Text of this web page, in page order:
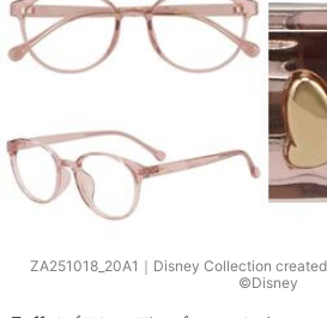
ZA251018_20A1｜Disney Collection
©Disney